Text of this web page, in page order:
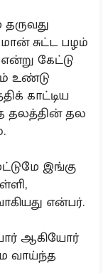
சுட்ட பழம்
கேட்டு
உண்டு
காட்டிய
தலத்தின் தல
இங்கு
என்பர்.
ஆகியோர்
வாய்ந்த